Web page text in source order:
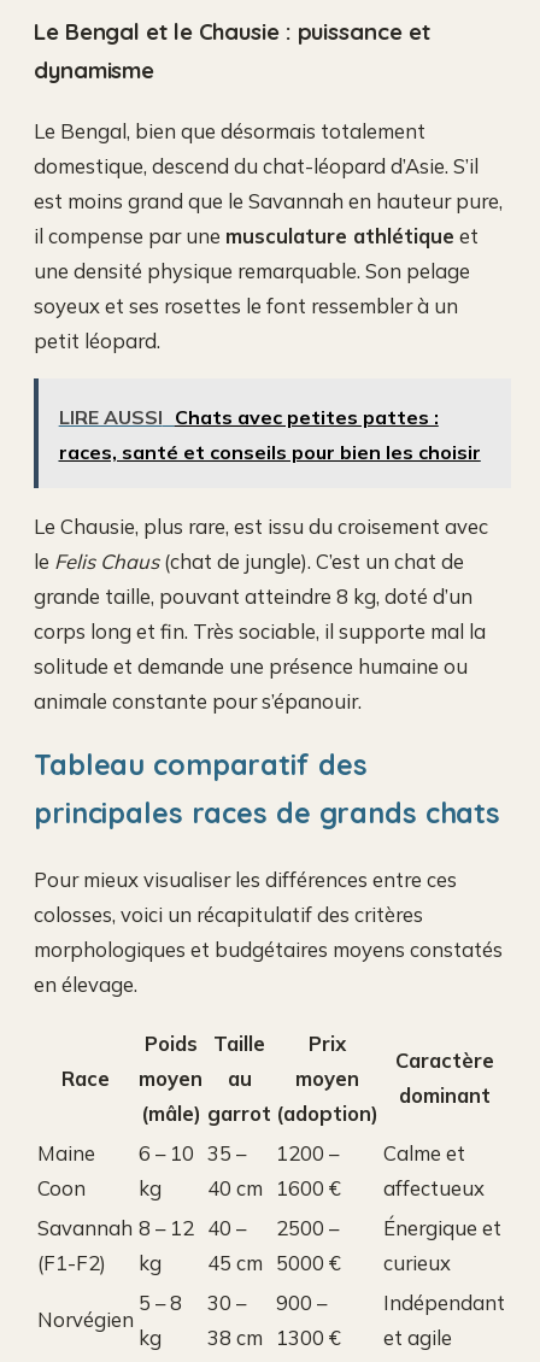
Le Bengal et le Chausie : puissance et
dynamisme
Le Bengal, bien que désormais totalement
domestique, descend du chat-léopard d’Asie. S’il
est moins grand que le Savannah en hauteur pure,
il compense par une musculature athlétique et
une densité physique remarquable. Son pelage
soyeux et ses rosettes le font ressembler à un
petit léopard.
LIRE AUSSI Chats avec petites pattes :
races, santé et conseils pour bien les choisir
Le Chausie, plus rare, est issu du croisement avec
le Felis Chaus(chat de jungle). C’est un chat de
grande taille, pouvant atteindre 8 kg, doté d’un
corps long et fin. Très sociable, il supporte mal la
solitude et demande une présence humaine ou
animale constante pour s’épanouir.
Tableau comparatif des
principales races de grands chats
Pour mieux visualiser les différences entre ces
colosses, voici un récapitulatif des critères
morphologiques et budgétaires moyens constatés
en élevage.
Race
Poids
moyen
(mâle)
Taille
au
garrot
Prix
moyen
(adoption)
Caractère
dominant
Maine
Coon
6 – 10
kg
35 –
40 cm
1200 –
1600 €
Calme et
affectueux
Savannah
(F1-F2)
8 – 12
kg
40 –
45 cm
2500 –
5000 €
Énergique et
curieux
Norvégien
5 – 8
kg
30 –
38 cm
900 –
1300 €
Indépendant
et agile